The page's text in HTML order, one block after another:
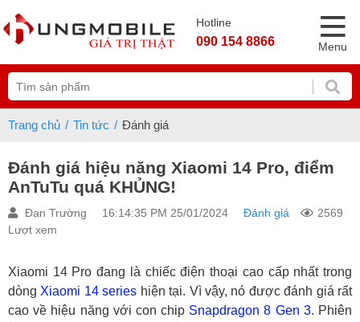
Hotline
090 154 8866 Menu
Trang chủ Tin tức Đánh giá
Đánh giá hiệu năng Xiaomi 14 Pro, điểm
AnTuTu quá KHỦNG!
Đan Trường 16:14:35 PM 25/01/2024 Đánh giá
2569
Lượt xem
Xiaomi 14 Pro đang là chiếc điện thoại cao cấp nhất trong
dòng Xiaomi 14 series hiện tại. Vì vậy, nó được đánh giá rất
cao về hiệu năng với con chip Snapdragon 8 Gen 3. Phiên